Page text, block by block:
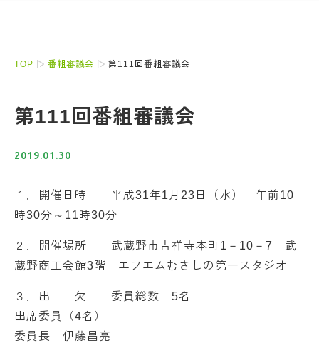
TOP 番組審議会 第111回番組審議会
第111回番組審議会
2019.01.30
１．開催日時 平成31年1月23日（水） 午前10
時30分～11時30分
２．開催場所 武蔵野市吉祥寺本町1－10－7 武
蔵野商工会館3階 エフエムむさしの第一スタジオ
３．出 欠 委員総数 5名
出席委員（4名）
委員長 伊藤昌亮